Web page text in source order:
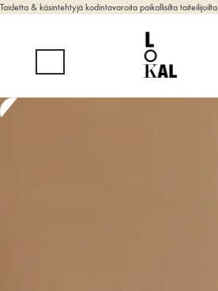
Taidetta & käsintehtyjä kodintavaroita paikallisilta